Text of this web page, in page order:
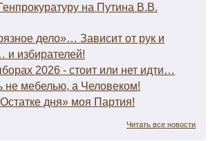
на Путина В.В.
дело»… Зависит от рук и
и избирателей!
2026 - стоит или нет идти…
не мебелью, а Человеком!
дня» моя Партия!
Читать все новости